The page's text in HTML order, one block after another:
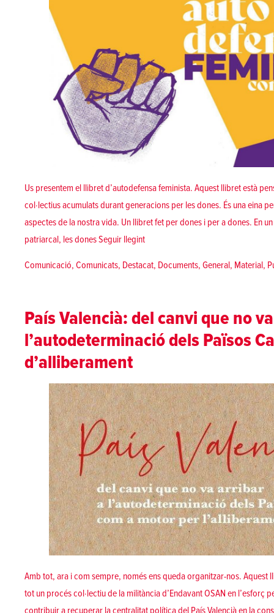
Us presentem el llibret d’autodefensa feminista. Aquest llibret està
col·lectius acumulats durant generacions per les dones. És una eina
aspectes de la nostra vida. Un llibret fet per dones i per a dones. En
patriarcal, les donesSeguir llegint«[Llibret] Autodefensa feminista com
Posted in
Comunicació, Comunicats, Destacat, Documents, General, Material,
País Valencià: del canvi que no
l’autodeterminació dels Països
d’alliberament
Amb tot, ara i com sempre, només ens queda organitzar-nos. Aquest
tot un procés col·lectiu de la militància d’Endavant OSAN en l’esforç
contribuir a recuperar la centralitat política del País Valencià en la